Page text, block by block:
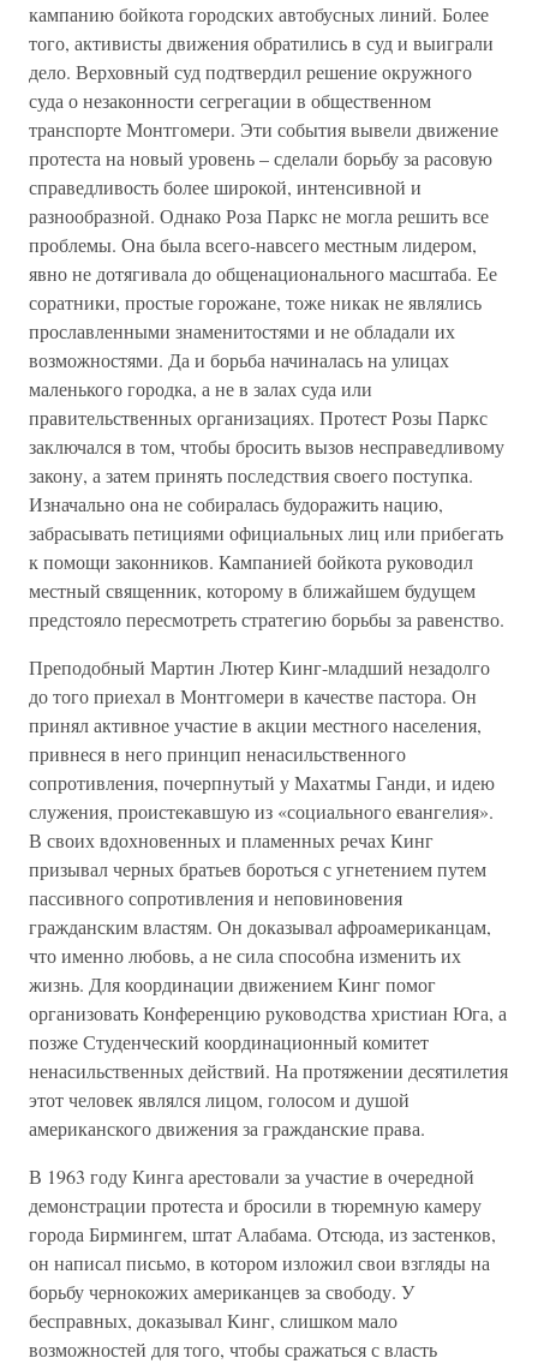
кампанию бойкота городских автобусных линий. Более
того, активисты движения обратились в суд и выиграли
дело. Верховный суд подтвердил решение окружного
суда о незаконности сегрегации в общественном
транспорте Монтгомери. Эти события вывели движение
протеста на новый уровень – сделали борьбу за расовую
справедливость более широкой, интенсивной и
разнообразной. Однако Роза Паркс не могла решить все
проблемы. Она была всего-навсего местным лидером,
явно не дотягивала до общенационального масштаба. Ее
соратники, простые горожане, тоже никак не являлись
прославленными знаменитостями и не обладали их
возможностями. Да и борьба начиналась на улицах
маленького городка, а не в залах суда или
правительственных организациях. Протест Розы Паркс
заключался в том, чтобы бросить вызов несправедливому
закону, а затем принять последствия своего поступка.
Изначально она не собиралась будоражить нацию,
забрасывать петициями официальных лиц или прибегать
к помощи законников. Кампанией бойкота руководил
местный священник, которому в ближайшем будущем
предстояло пересмотреть стратегию борьбы за равенство.
Преподобный Мартин Лютер Кинг-младший незадолго
до того приехал в Монтгомери в качестве пастора. Он
принял активное участие в акции местного населения,
привнеся в него принцип ненасильственного
сопротивления, почерпнутый у Махатмы Ганди, и идею
служения, проистекавшую из «социального евангелия».
В своих вдохновенных и пламенных речах Кинг
призывал черных братьев бороться с угнетением путем
пассивного сопротивления и неповиновения
гражданским властям. Он доказывал афроамериканцам,
что именно любовь, а не сила способна изменить их
жизнь. Для координации движением Кинг помог
организовать Конференцию руководства христиан Юга, а
позже Студенческий координационный комитет
ненасильственных действий. На протяжении десятилетия
этот человек являлся лицом, голосом и душой
американского движения за гражданские права.
В 1963 году Кинга арестовали за участие в очередной
демонстрации протеста и бросили в тюремную камеру
города Бирмингем, штат Алабама. Отсюда, из застенков,
он написал письмо, в котором изложил свои взгляды на
борьбу чернокожих американцев за свободу. У
бесправных, доказывал Кинг, слишком мало
возможностей для того, чтобы сражаться с власть